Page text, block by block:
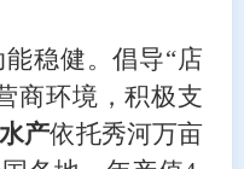
能稳健。倡导“店
商环境，积极支
产依托秀河万亩